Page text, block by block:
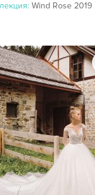
Wind Rose 2019